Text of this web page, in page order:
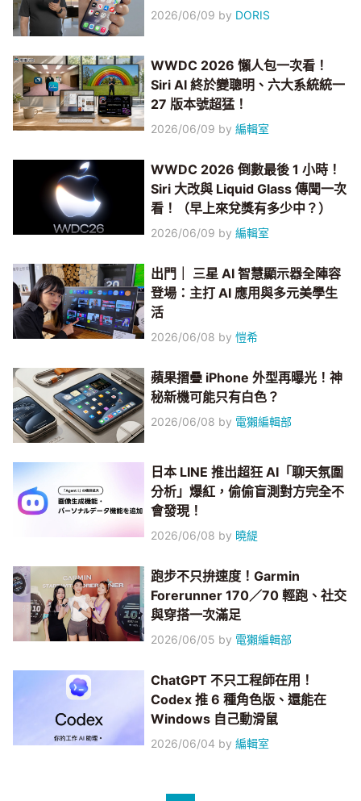
2026/06/09 by DORIS
WWDC 2026 懶人包一次看！
Siri AI 終於變聰明、六大系統統一
27 版本號超猛！
2026/06/09 by編輯室
WWDC 2026 倒數最後 1 小時！
Siri 大改與 Liquid Glass 傳聞一次
看！（早上來兌獎有多少中？）
2026/06/09 by編輯室
出門｜ 三星 AI 智慧顯示器全陣容
登場：主打 AI 應用與多元美學生
活
2026/06/08 by愷希
蘋果摺疊 iPhone 外型再曝光！神
秘新機可能只有白色？
2026/06/08 by 電獺編輯部
日本 LINE 推出超狂 AI「聊天氛圍
分析」爆紅，偷偷盲測對方完全不
會發現！
2026/06/08 by 曉緹
跑步不只拚速度！Garmin
Forerunner 170／70 輕跑、社交
與穿搭一次滿足
2026/06/05 by 電獺編輯部
ChatGPT 不只工程師在用！
Codex 推 6 種角色版、還能在
Windows 自己動滑鼠
2026/06/04 by編輯室